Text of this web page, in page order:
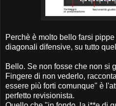
Perchè è molto bello farsi
diagonali difensive, su tutto
Bello. Se non fosse che non si
Fingere di non vederlo,
essere più forti comunque" è
perfetto revisionista.